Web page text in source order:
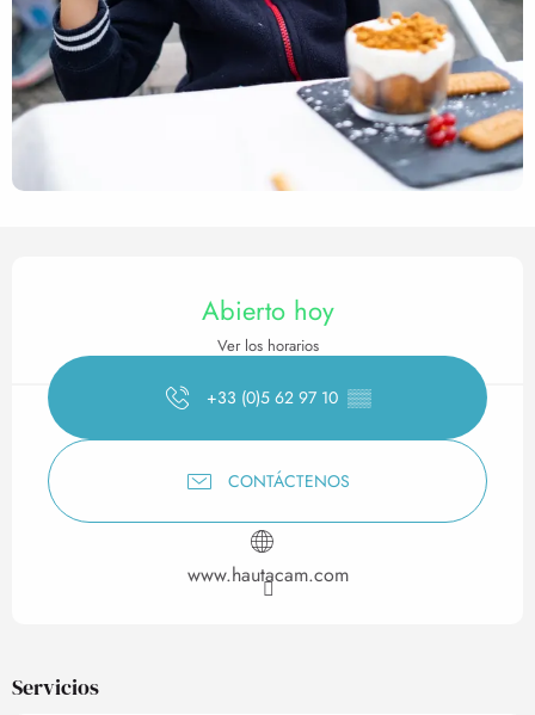
Horarios y datos de
Abierto hoy
Ver los horarios
+33 (0)5 62 97 10 ▒▒
CONTÁCTENOS
www.hautacam.com
Servicios